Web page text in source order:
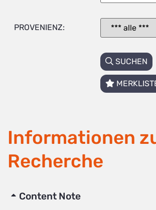
PROVENIENZ:
SUCHEN
Informationen
Recherche
Content Note